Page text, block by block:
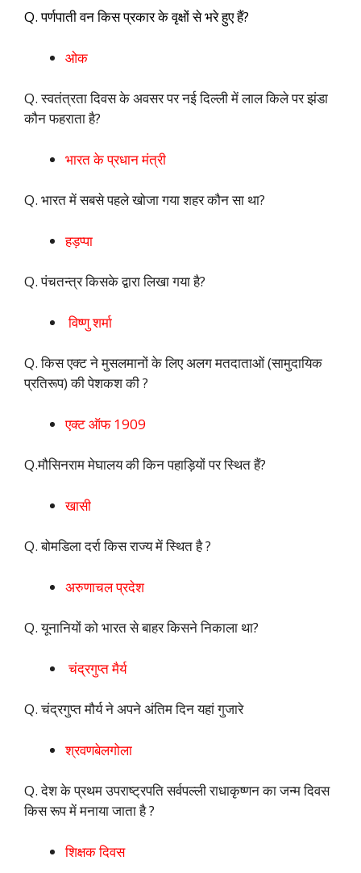
Q. पर्णपाती वन किस प्रकार के वृक्षों से भरे हुए हैं?
ओक
Q. स्वतंत्रता दिवस के अवसर पर नई दिल्ली में लाल किले पर झंडा
कौन फहराता है?
भारत के प्रधान मंत्री
Q. भारत में सबसे पहले खोजा गया शहर कौन सा था?
हड़प्पा
Q. पंचतन्त्र किसके द्वारा लिखा गया है?
विष्णु शर्मा
Q. किस एक्ट ने मुसलमानों के लिए अलग मतदाताओं (सामुदायिक
प्रतिरूप) की पेशकश की ?
एक्ट ऑफ 1909
Q.मौसिनराम मेघालय की किन पहाड़ियों पर स्थित हैं?
खासी
Q. बोमडिला दर्रा किस राज्य में स्थित है ?
अरुणाचल प्रदेश
Q. यूनानियों को भारत से बाहर किसने निकाला था?
चंद्रगुप्त मैर्य
Q. चंद्रगुप्त मौर्य ने अपने अंतिम दिन यहां गुजारे
श्रवणबेलगोला
Q. देश के प्रथम उपराष्ट्रपति सर्वपल्ली राधाकृष्णन का जन्म दिवस
किस रूप में मनाया जाता है ?
शिक्षक दिवस